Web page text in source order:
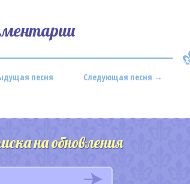
песня Следующая песня →
на обновления